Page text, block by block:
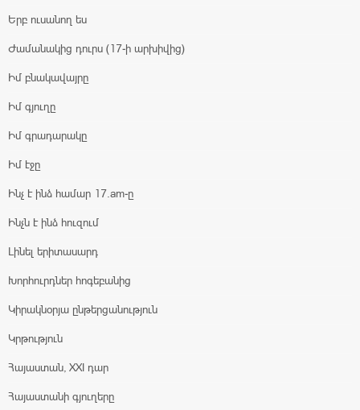
Երբ ուսանող ես
Ժամանակից դուրս (17-ի արխիվից)
Իմ բնակավայրը
Իմ գյուղը
Իմ գրադարակը
Իմ էջը
Ինչ է ինձ համար 17.am-ը
Ինչն է ինձ հուզում
Լինել երիտասարդ
Խորհուրդներ հոգեբանից
Կիրակնօրյա ընթերցանություն
Կրթություն
Հայաստան, XXI դար
Հայաստանի գյուղերը